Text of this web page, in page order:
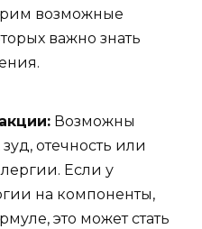
возможные
важно знать
Возможны
отечность или
Если у
на компоненты,
это может стать